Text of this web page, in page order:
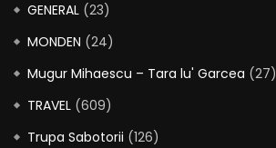
GENERAL (23)
MONDEN (24)
Mugur Mihaescu – Tara lu' Garcea (27)
TRAVEL (609)
Trupa Sabotorii (126)